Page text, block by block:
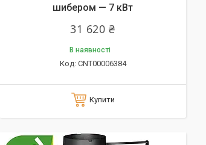
шибером — 7 кВт
31 620 ₴
В наявності
CNT00006384
Купити